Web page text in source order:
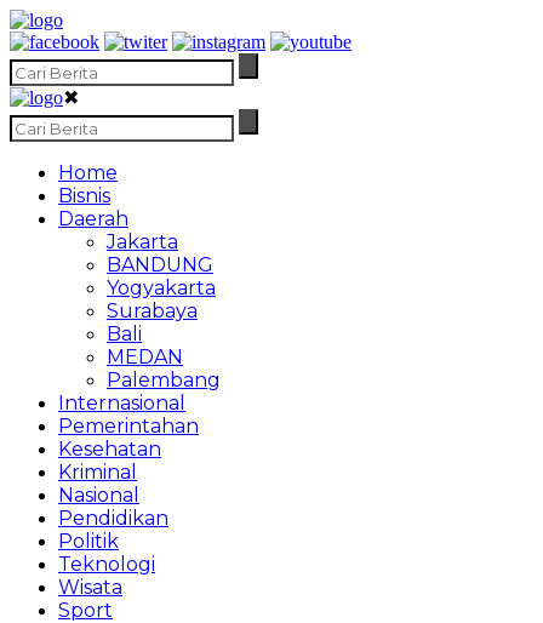
✖
Home
Bisnis
Daerah
Jakarta
BANDUNG
Yogyakarta
Surabaya
Bali
MEDAN
Palembang
Internasional
Pemerintahan
Kesehatan
Kriminal
Nasional
Pendidikan
Politik
Teknologi
Wisata
Sport